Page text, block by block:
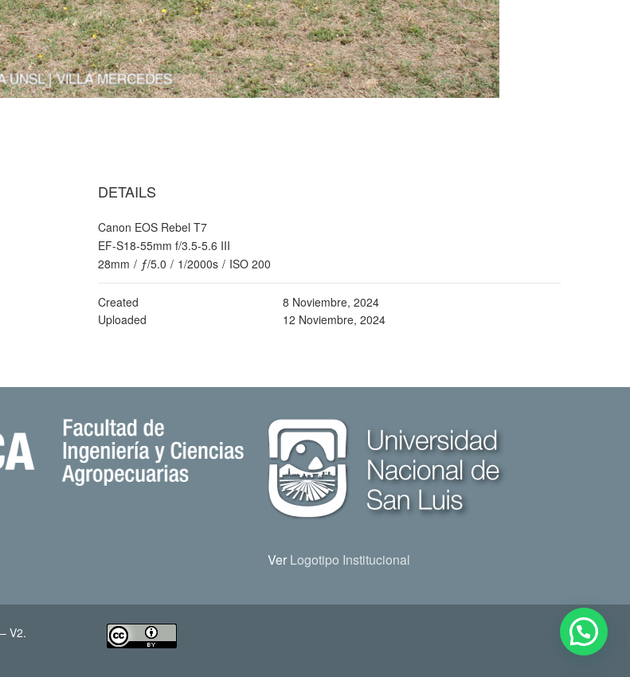
DETAILS
Canon EOS Rebel T7
EF-S18-55mm f/3.5-5.6 III
28mm / ƒ/5.0 / 1/2000s / ISO 200
Created
8 Noviembre, 2024
Uploaded
12 Noviembre, 2024
Ver Logotipo Institucional
V2.